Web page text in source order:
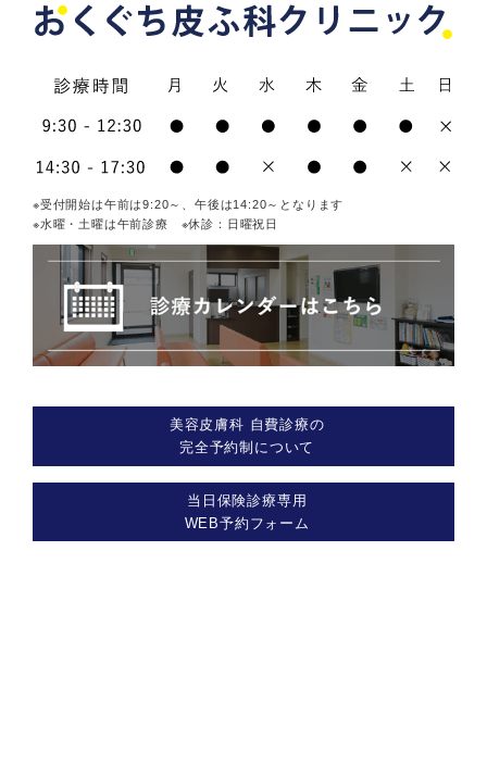
※受付開始は午前は9:20～、午後は14:20～となります
※水曜・土曜は午前診療 ※休診：日曜祝日
美容皮膚科 自費診療の
完全予約制について
当日保険診療専用
WEB予約フォーム